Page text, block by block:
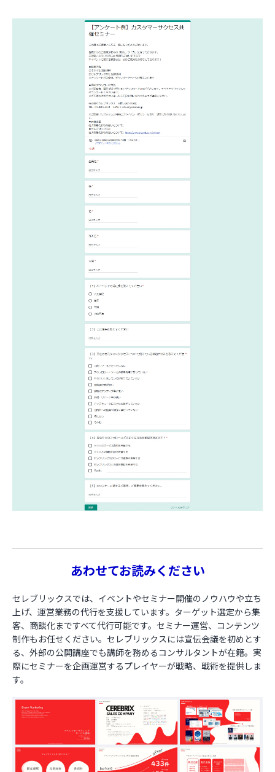
あわせてお読みください
セレブリックスでは、イベントやセミナー開催のノウハウや立ち
上げ、運営業務の代行を支援しています。ターゲット選定から集
客、商談化まですべて代行可能です。セミナー運営、コンテンツ
制作もお任せください。セレブリックスには宣伝会議を初めとす
る、外部の公開講座でも講師を務めるコンサルタントが在籍。実
際にセミナーを企画運営するプレイヤーが戦略、戦術を提供しま
す。